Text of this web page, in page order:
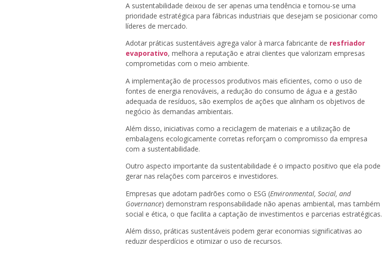
A sustentabilidade deixou de ser apenas uma tendência e tornou-se uma
prioridade estratégica para fábricas industriais que desejam se posicionar como
líderes de mercado.
Adotar práticas sustentáveis agrega valor à marca fabricante de resfriador
evaporativo, melhora a reputação e atrai clientes que valorizam empresas
comprometidas com o meio ambiente.
A implementação de processos produtivos mais eficientes, como o uso de
fontes de energia renováveis, a redução do consumo de água e a gestão
adequada de resíduos, são exemplos de ações que alinham os objetivos de
negócio às demandas ambientais.
Além disso, iniciativas como a reciclagem de materiais e a utilização de
embalagens ecologicamente corretas reforçam o compromisso da empresa
com a sustentabilidade.
Outro aspecto importante da sustentabilidade é o impacto positivo que ela pode
gerar nas relações com parceiros e investidores.
Empresas que adotam padrões como o ESG (Environmental, Social, and
Governance) demonstram responsabilidade não apenas ambiental, mas também
social e ética, o que facilita a captação de investimentos e parcerias estratégicas.
Além disso, práticas sustentáveis podem gerar economias significativas ao
reduzir desperdícios e otimizar o uso de recursos.